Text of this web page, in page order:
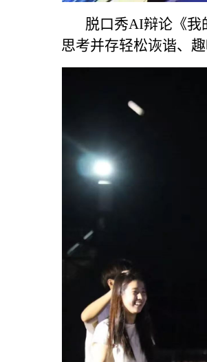
脱口秀AI辩论《我
思考并存轻松诙谐、